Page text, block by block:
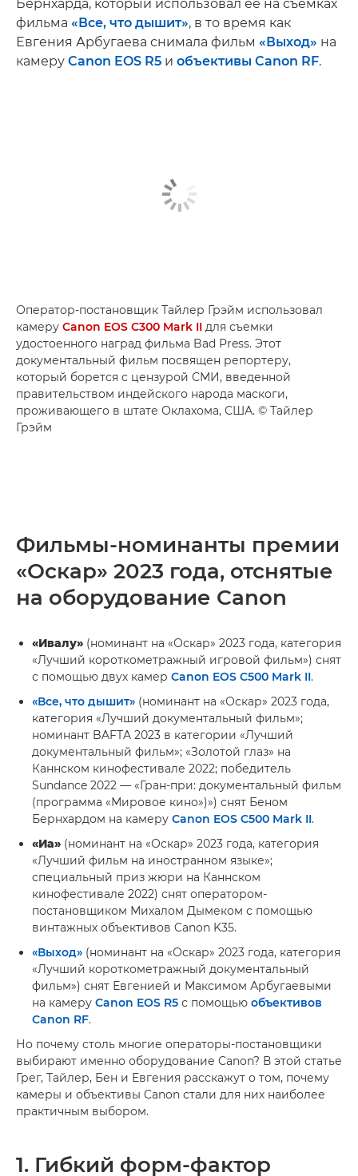
Бернхарда, который использовал ее на съемках
фильма «Все, что дышит», в то время как
Евгения Арбугаева снимала фильм «Выход» на
камеру Canon EOS R5 и объективы Canon RF.
Оператор-постановщик Тайлер Грэйм использовал
камеру Canon EOS C300 Mark II для съемки
удостоенного наград фильма Bad Press. Этот
документальный фильм посвящен репортеру,
который борется с цензурой СМИ, введенной
правительством индейского народа маскоги,
проживающего в штате Оклахома, США. © Тайлер
Грэйм
Фильмы-номинанты премии
«Оскар» 2023 года, отснятые
на оборудование Canon
«Ивалу» (номинант на «Оскар» 2023 года, категория
«Лучший короткометражный игровой фильм») снят
с помощью двух камер Canon EOS C500 Mark II.
«Все, что дышит» (номинант на «Оскар» 2023 года,
категория «Лучший документальный фильм»;
номинант BAFTA 2023 в категории «Лучший
документальный фильм»; «Золотой глаз» на
Каннском кинофестивале 2022; победитель
Sundance 2022 — «Гран-при: документальный фильм
(программа «Мировое кино»)») снят Беном
Бернхардом на камеру Canon EOS C500 Mark II.
«Иа» (номинант на «Оскар» 2023 года, категория
«Лучший фильм на иностранном языке»;
специальный приз жюри на Каннском
кинофестивале 2022) снят оператором-
постановщиком Михалом Дымеком с помощью
винтажных объективов Canon K35.
«Выход» (номинант на «Оскар» 2023 года, категория
«Лучший короткометражный документальный
фильм») снят Евгенией и Максимом Арбугаевыми
на камеру Canon EOS R5 с помощью объективов
Canon RF.
Но почему столь многие операторы-постановщики
выбирают именно оборудование Canon? В этой статье
Грег, Тайлер, Бен и Евгения расскажут о том, почему
камеры и объективы Canon стали для них наиболее
практичным выбором.
1. Гибкий форм-фактор